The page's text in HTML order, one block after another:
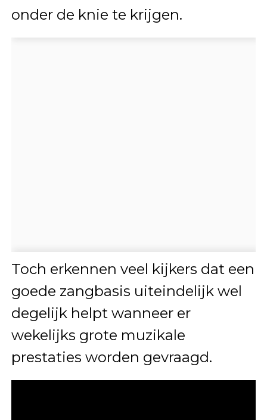
onder de knie te krijgen.
Toch erkennen veel kijkers dat een
goede zangbasis uiteindelijk wel
degelijk helpt wanneer er
wekelijks grote muzikale
prestaties worden gevraagd.